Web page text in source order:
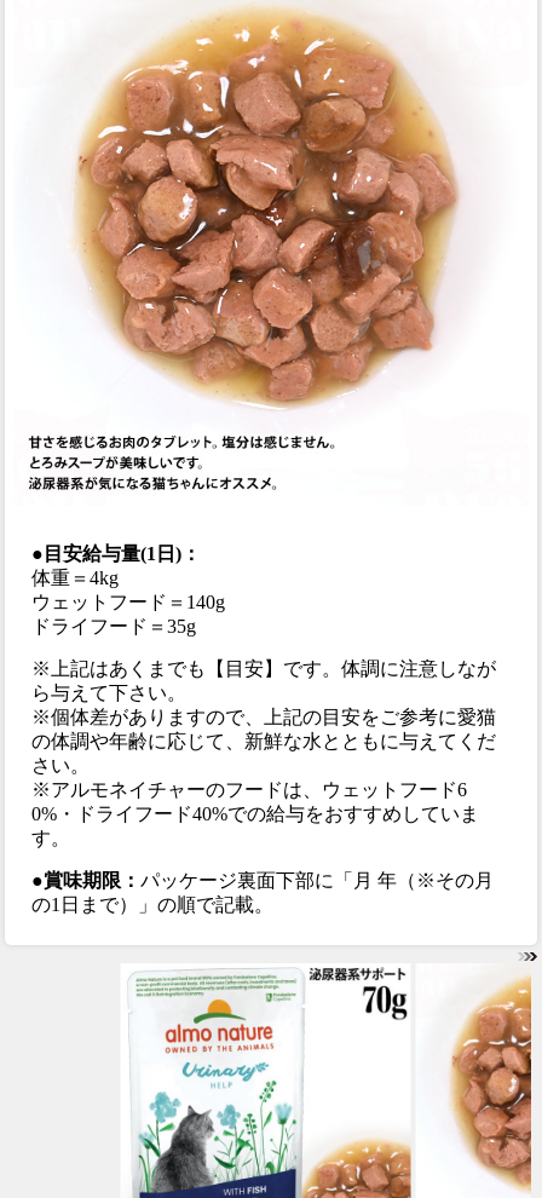
●目安給与量(1日)：
体重＝4kg
ウェットフード＝140g
ドライフード＝35g
※上記はあくまでも【目安】です。体調に注意しなが
ら与えて下さい。
※個体差がありますので、上記の目安をご参考に愛猫
の体調や年齢に応じて、新鮮な水とともに与えてくだ
さい。
※アルモネイチャーのフードは、ウェットフード6
0%・ドライフード40%での給与をおすすめしていま
す。
●賞味期限：パッケージ裏面下部に「月 年（※その月
の1日まで）」の順で記載。